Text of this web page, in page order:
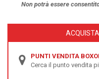
Non potrà essere
PUNTI VENDITA
Cerca il punto vendita